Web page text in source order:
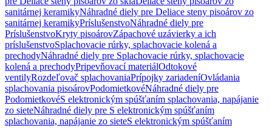
sanitárnej keramikyNáhradné diely pre Deliace steny pisoárov zo
sanitárnej keramikyPríslušenstvoNáhradné diely pre
PríslušenstvoKryty pisoárovZápachové uzávierky a ich
príslušenstvoSplachovacie rúrky, splachovacie kolená a
prechodyNáhradné diely pre Splachovacie rúrky, splachovacie
kolená a prechodyPripevňovací materiálOdtokové
ventilyRozdeľovač splachovaniaPrípojky zariadeníOvládania
splachovania pisoárovPodomietkovéNáhradné diely pre
PodomietkovéS elektronickým spúšťaním splachovania, napájanie
zo sieteNáhradné diely pre S elektronickým spúšťaním
splachovania, napájanie zo sieteS elektronickým spúšťaním